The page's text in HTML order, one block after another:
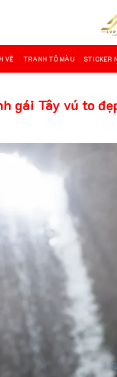
VẼ TRANH TÔ MÀU STICKER
gái Tây vú to